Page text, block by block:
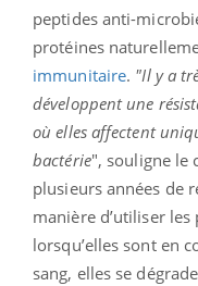
peptides anti-
protéines
immunitaire. "Il y a
développent une
où elles affectent
bactérie", souligne le
plusieurs années de
manière d’utiliser
lorsqu’elles sont en
sang, elles se